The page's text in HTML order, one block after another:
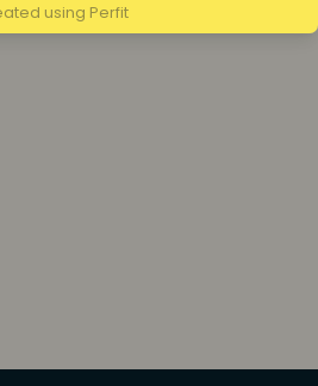
using Perfit